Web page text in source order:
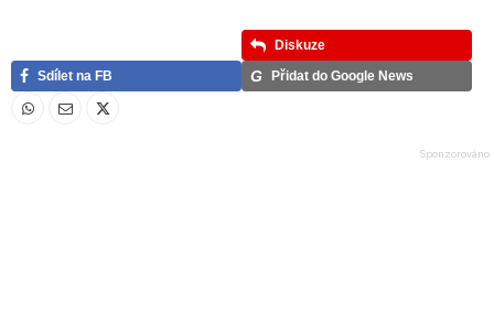
Diskuze
Sdílet na FB
G Přidat do Google News